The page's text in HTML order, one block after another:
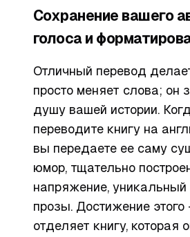
Сохранение вашего
голоса и
Отличный перевод
просто меняет слова; он
душу вашей истории.
переводите книгу на
вы передаете ее саму
юмор, тщательно
напряжение,
прозы. Достижение этого
отделяет книгу, которая